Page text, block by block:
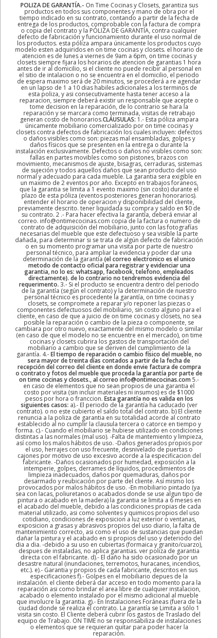
POLIZA DE GARANTÍA.- On Time Cocinas y Closets, garantiza sus
productos en todos sus componentes y mano de obra por el
tiempo indicado en su contrato, contando a partir de la fecha de
entrega de los productos, comprobable con la factura de compra
o copia del contrato y la PÓLIZA DE GARANTÍA, contra cualquier
defecto de fabricación y funcionamiento durante el uso normal de
los productos. esta póliza ampara únicamente los productos cuyo
modelo esten adquiridos en on time cocinas y closets. el horario de
atencion es de lunes a viernes de 9am a 6pm, on time cocinas y
closets siempre fijara los horarios de atencion de garantias 1 hora
antes de ir al domicilio, si el cliente no puede recibir al personal en
el sitio de intalacion o no se encuentra en el domicilio, el periodo
de espera maximo será de 20 minutos, se procederá a re agendar
en un lapso de 1 a 10 dias habiles adicionales a los terminos de
esta poliza, y asi consecutivamente hasta tener acceso a la
reparacion, siempre deberá existir un responsable que acepte o
tome decision en la reparación, de lo contrario se hara la
reparación y se marcara como terminada, visitas de retrabajo
generan costo de honorarios.CLÁUSULAS: 1.- Esta póliza ampara
únicamente mobiliario comercializado por on time cocinas y
closets contra defectos de fabricación los cuales incluyen: defectos
o daños visibles como son: piezas mal ensambladas, golpes y
daños físicos que se presenten en la entrega o durante la
instalación exclusivamente. Defectos o daños no visibles como son:
fallas en partes movibles como son pistones, brazos con
movimiento, mecanismos de ajuste, bisagras, cerraduras, sistemas
de sujeción y todos aquellos daños que sean producto del uso
normal y adecuado para cada mueble. La garantia sera exigible en
un maximo de 2 eventos por año. Excepto en trabajos foraneos,
que la garantia se limita a 1 evento maximo (sin costo) durante el
plazo de esta póliza (eventos posteriores generan honorarios).
entender el horario de operacion y disponibilidad del cliente,
previamente descrito. tener liquidada su compra y saldo en $0 de
su contrato. 2 .- Para hacer efectiva la garantía, deberá enviar al
correo. info@ontimecocinas.com copia de la factura o numero de
contrato de adquisición del mobiliario, junto con las fotografías
necesarias del mueble que este defectuoso y sea visible la parte
dañada, para determinar si se trata de algún defecto de fabricación
o en su momento programar una visita por parte de nuestro
personal técnico, para ampliar la evidencia y poder dar una
determinación de la garantía (el correo electronico es el unico
metodo de contacto oficial para registrar y evidenciar una
garantia, no lo es: whatsapp, facebook, telefono, empleados
directamente). de lo contrario no tendremos evidencia del
requerimento. 3.- Si el producto se encuentra dentro del periodo
de la garantía (según el contrato) y la determinación de nuestro
personal técnico es procedente la garantía, on time cocinas y
closets, se compromete a reparar y/o reponer las piezas o
componentes defectuosos del mobiliario, sin costo alguno para el
cliente, en caso de que a juicio de on time cocinas y closets, no sea
posible la reparación o cambio de la pieza o componente, se
cambiara por otro nuevo, exactamente del mismo modelo o similar
(en caso de que el modelo no se encuentre en el mercado), on time
cocinas y closets cubrira los gastos de transportación del
mobiliario a cambio que se deriven del cumplimiento de la
garantía. 4.-El tiempo de reparación o cambio físico del mueble, no
sera mayor de treinta días contados a partir de la fecha de
recepción del correo del cliente en donde envie factura de compra
o contrato y fotos del mueble que proceda la garantía por parte de
on time cocinas y closets., al correo info@ontimecocinas.com 5.-
en caso de elementos que no sean propios de una garantia el
costo por visita (sin incluir materiales ni insumos) es de $1000
pesos por hora o franccion. Esta garantía no es valida en los
siguientes casos: a).- El periodo de la garantía ha caducado (ver
contrato). o no este cubierto el saldo total del contrato. b) El cliente
renuncia a la poliza de garantia en su totalidad acorde al contrato
establecido al no cumplir la clausula tercera o catorce en tiempo y
forma. c).- Cuando el mobiliario se hubiese utilizado en condiciones
distintas a las normales (mal uso). -Falta de mantemiento y limpieza,
así como los malos hábitos de uso. -Daños generados propios por
el uso, herrajes con uso frecuente, desnivelado de puertas o
cajones por motivo de uso excesivo acorde a la especificacion del
fabricante. -Daños ocasionados por humedad, exposición a la
intemperie, golpes, derrames de líquidos, procedimientos de
limpieza inadecuados, daños por quemaduras, daños por
desarmado y reubicación por parte del cliente. Así mismo los
provocados por malos hábitos de uso. -En mobiliario pintado (ya
sea con lacas, poliuretanos o acabados donde se use algun tipo de
pintura o acabado en la madera) la garantia se limita a 6 meses en
el acabado del mueble, debido a las condiciones propias de cada
material utilizado, asi como solventes y quimicos propios del uso
cotidiano, condiciones de exposicion a luz exterior o ventanas,
exposicion a grasas y abrasivos propios del uso diario, la falta de
mantenimiento correcto, asi como el uso de sustancias que puedan
dañar la pintura y el acabado en si propios del uso y deteriodo del
dia a dia. -debido a su uso en cubiertas (formaica y granito/cuarzo),
despues de instaladas, no aplica garantias. ver poliza de garantia
directa con el fabricante. d).- El daño ha sido ocasionado por un
desastre natural (inundaciones, terremotos, huracanes, incendios,
etc.). e).- Garantia y propios de cada fabricante, descritos en sus
especificaciones f).- Golpes en el mobiliario depues de la
instalación. el cliente deberá dar acceso en todo momento para la
reparación asi como brindar el area libre de cualquier instalacion,
acabado o elemento instalado por el mismo adicional al mueble
que involucre la garantia. g).- En Instalaciones Foráneas (fuera de la
ciudad donde se realiza el contrato. La garantía se Limita a sólo 1
visita sin costo. El Cliente deberá cubrir los gastos de Traslado del
equipo de Trabajo. ON TIME no se responsabiliza de instalaciones
o elementos que se requieran quitar para poder hacer la
reparación.